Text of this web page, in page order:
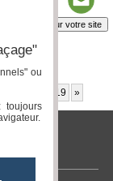
Insérez sur votre site
19 »
ou
toujours